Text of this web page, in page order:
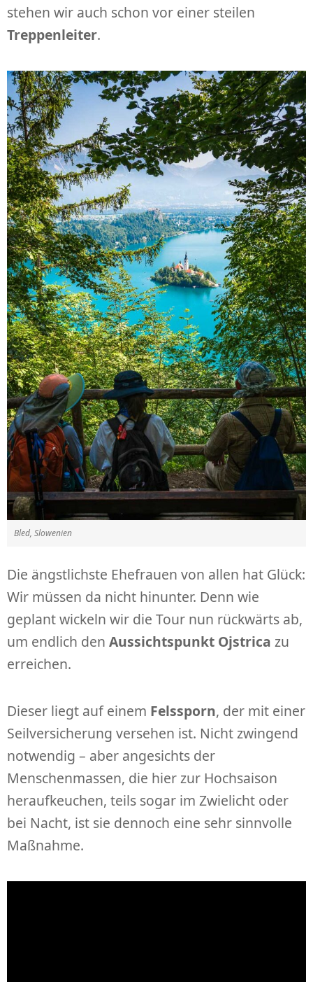
stehen wir auch schon vor einer steilen
Treppenleiter.
Bled, Slowenien
Die ängstlichste Ehefrauen von allen hat Glück:
Wir müssen da nicht hinunter. Denn wie
geplant wickeln wir die Tour nun rückwärts ab,
um endlich den Aussichtspunkt Ojstrica zu
erreichen.
Dieser liegt auf einem Felssporn, der mit einer
Seilversicherung versehen ist. Nicht zwingend
notwendig – aber angesichts der
Menschenmassen, die hier zur Hochsaison
heraufkeuchen, teils sogar im Zwielicht oder
bei Nacht, ist sie dennoch eine sehr sinnvolle
Maßnahme.